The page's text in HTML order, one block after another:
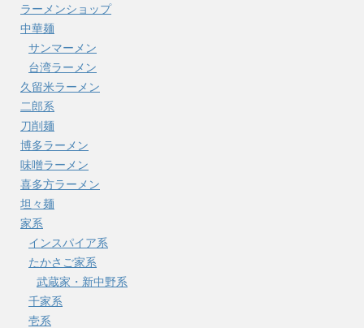
ラーメンショップ
中華麺
サンマーメン
台湾ラーメン
久留米ラーメン
二郎系
刀削麺
博多ラーメン
味噌ラーメン
喜多方ラーメン
坦々麺
家系
インスパイア系
たかさご家系
武蔵家・新中野系
千家系
壱系